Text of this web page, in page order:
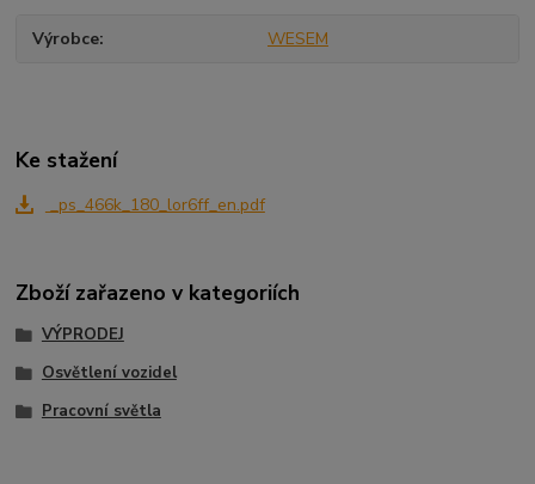
Výrobce WESEM
Ke stažení
_ps_466k_180_lor6ff_en.pdf
Zboží zařazeno v kategoriích
VÝPRODEJ
Osvětlení vozidel
Pracovní světla